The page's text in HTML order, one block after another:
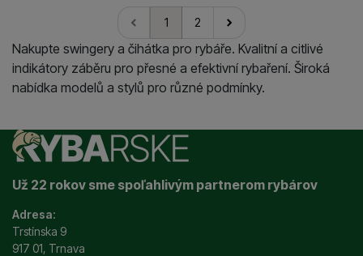
1 2
nasledujúci
Nakupte swingery a čihátka pro rybáře. Kvalitní a citlivé
indikátory záběru pro přesné a efektivní rybaření. Široká
nabídka modelů a stylů pro různé podmínky.
Už 22 rokov sme spoľahlivým partnerom rybárov
Adresa:
Trstínska 9
917 01, Trnava